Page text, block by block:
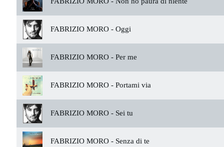
FABRIZIO MORO - Oggi
FABRIZIO MORO - Per me
FABRIZIO MORO - Portami via
FABRIZIO MORO - Sei tu
FABRIZIO MORO - Senza di te